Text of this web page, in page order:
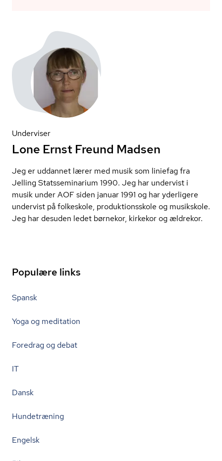
Underviser
Lone Ernst Freund Madsen
Jeg er uddannet lærer med musik som liniefag fra
Jelling Stats­se­mi­na­ri­um 1990. Jeg har undervist i
musik under AOF siden januar 1991 og har yderligere
undervist på folkeskole, pro­duk­tions­sko­le og musikskole.
Jeg har desuden ledet børnekor, kirkekor og ældrekor.
Populære links
Spansk
Yoga og meditation
Foredrag og debat
IT
Dansk
Hundetræning
Engelsk